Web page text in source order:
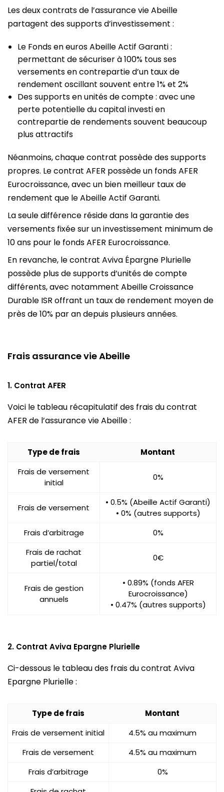
Les deux contrats de l’assurance vie Abeille
partagent des supports d’investissement :
Le Fonds en euros Abeille Actif Garanti :
permettant de sécuriser à 100% tous ses
versements en contrepartie d’un taux de
rendement oscillant souvent entre 1% et 2%
Des supports en unités de compte : avec une
perte potentielle du capital investi en
contrepartie de rendements souvent beaucoup
plus attractifs
Néanmoins, chaque contrat possède des supports
propres. Le contrat AFER possède un fonds AFER
Eurocroissance, avec un bien meilleur taux de
rendement que le Abeille Actif Garanti.
La seule différence réside dans la garantie des
versements fixée sur un investissement minimum de
10 ans pour le fonds AFER Eurocroissance.
En revanche, le contrat Aviva Épargne Plurielle
possède plus de supports d’unités de compte
différents, avec notamment Abeille Croissance
Durable ISR offrant un taux de rendement moyen de
près de 10% par an depuis plusieurs années.
Frais assurance vie Abeille
1. Contrat AFER
Voici le tableau récapitulatif des frais du contrat
AFER de l’assurance vie Abeille :
Type de frais
Montant
Frais de versement
initial
0%
Frais de versement
• 0.5% (Abeille Actif Garanti)
• 0% (autres supports)
Frais d’arbitrage
0%
Frais de rachat
partiel/total
0€
Frais de gestion
annuels
• 0.89% (fonds AFER
Eurocroissance)
• 0.47% (autres supports)
2. Contrat Aviva Epargne Plurielle
Ci-dessous le tableau des frais du contrat Aviva
Epargne Plurielle :
Type de frais
Montant
Frais de versement initial
4.5% au maximum
Frais de versement
4.5% au maximum
Frais d’arbitrage
0%